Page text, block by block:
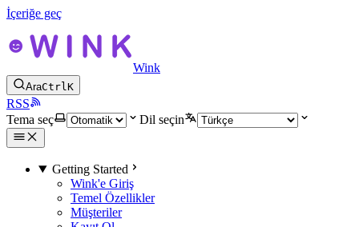
İçeriğe geç
Wink
AraCtrlK
RSS
Tema seç
Dil seçin
Getting Started
Wink'e Giriş
Temel Özellikler
Müşteriler